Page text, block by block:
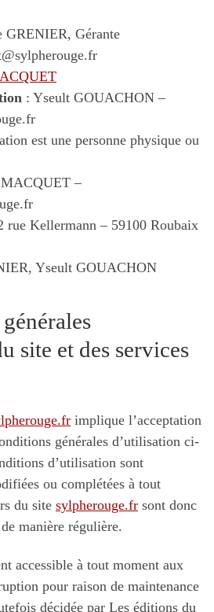
GRENIER, Gérante
: Yseult GOUACHON –
est une personne physique ou
–
rue Kellermann – 59100 Roubaix
Yseult GOUACHON
site et des services
implique l’acceptation
générales d’utilisation ci-
d’utilisation sont
ou complétées à tout
du site sylpherouge.fr sont donc
manière régulière.
accessible à tout moment aux
pour raison de maintenance
décidée par Les éditions du